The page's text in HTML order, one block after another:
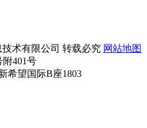
术有限公司 转载必究 网站地图
401号
希望国际B座1803